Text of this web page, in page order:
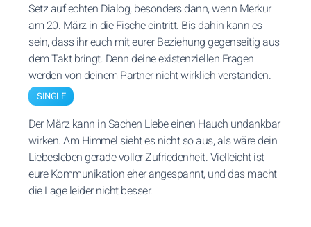
Setz auf echten Dialog, besonders dann, wenn Merkur
am 20. März in die Fische eintritt. Bis dahin kann es
sein, dass ihr euch mit eurer Beziehung gegenseitig aus
dem Takt bringt. Denn deine existenziellen Fragen
werden von deinem Partner nicht wirklich verstanden.
SINGLE
Der März kann in Sachen Liebe einen Hauch undankbar
wirken. Am Himmel sieht es nicht so aus, als wäre dein
Liebesleben gerade voller Zufriedenheit. Vielleicht ist
eure Kommunikation eher angespannt, und das macht
die Lage leider nicht besser.